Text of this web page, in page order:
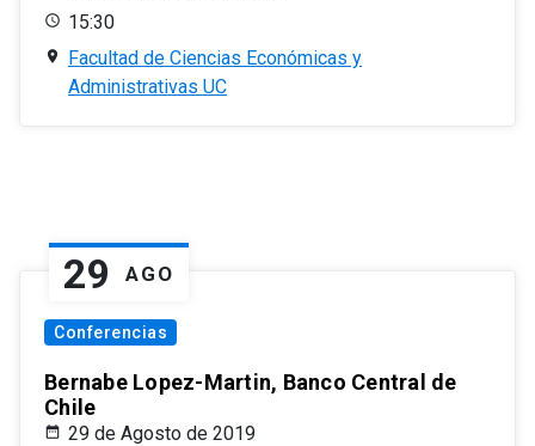
15:30
Facultad de Ciencias Económicas y
Administrativas UC
29 AGO
Conferencias
Bernabe Lopez-Martin, Banco Central de
Chile
29 de Agosto de 2019